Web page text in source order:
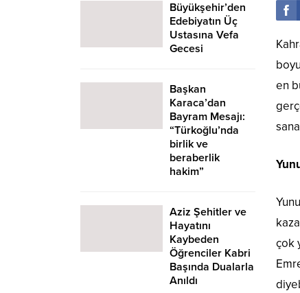
en
çok
Büyükşehir’den
Edebiyatın Üç
Ustasına Vefa
Gecesi
Başkan
Karaca’dan
Bayram Mesajı:
“Türkoğlu’nda
birlik ve
beraberlik
hakim”
Aziz Şehitler ve
Hayatını
Kaybeden
Öğrenciler Kabri
Başında Dualarla
Anıldı